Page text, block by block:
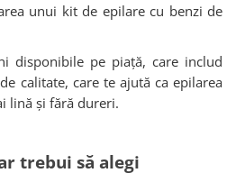
unui kit de epilare cu benzi de
disponibile pe piață, care includ
calitate, care te ajută ca epilarea
lină și fără dureri.
trebui să alegi